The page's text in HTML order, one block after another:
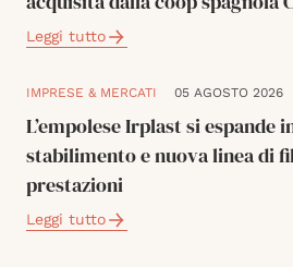
Leggi tutto
IMPRESE & MERCATI 05 AGOSTO 2026
L’empolese Irplast si espande
stabilimento e nuova linea di
prestazioni
Leggi tutto